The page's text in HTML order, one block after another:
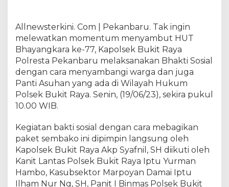
a
y
a
n
g
k
a
e
-
7
7
P
o
Allnewsterkini. Com | Pekanbaru. Tak ingin
melewatkan momentum menyambut HUT
Bhayangkara ke-77, Kapolsek Bukit Raya
Polresta Pekanbaru melaksanakan Bhakti Sosial
dengan cara menyambangi warga dan juga
Panti Asuhan yang ada di Wilayah Hukum
Polsek Bukit Raya. Senin, (19/06/23), sekira pukul
10.00 WIB.
Kegiatan bakti sosial dengan cara mebagikan
paket sembako ini dipimpin langsung oleh
Kapolsek Bukit Raya Akp Syafnil, SH diikuti oleh
Kanit Lantas Polsek Bukit Raya Iptu Yurman
Hambo, Kasubsektor Marpoyan Damai Iptu
Ilham Nur Ng, SH, Panit I Binmas Polsek Bukit